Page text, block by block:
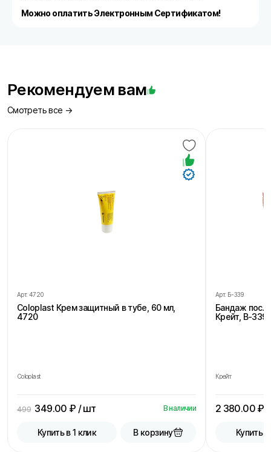
Можно оплатить Электронным Сертификатом!
Рекомендуем вам
Смотреть все →
Арт. 4720
Coloplast Крем защитный в тубе, 60 мл,
4720
Coloplast
499 349.00 ₽ / шт В наличии
Купить в 1 клик В корзину
Арт. Б-339
Бандаж
Крейт, В-
Крейт
2 380.00₽ /
Купить в